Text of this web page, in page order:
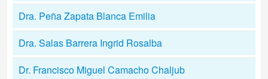
Dra. Peña Zapata Blanca Emilia
Dra. Salas Barrera Ingrid Rosalba
Dr. Francisco Miguel Camacho Chaljub